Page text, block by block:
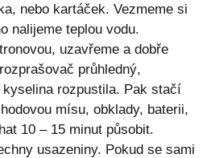
nebo kartáček. Vezmeme si
nalijeme teplou vodu.
uzavřeme a dobře
průhledný,
rozpustila. Pak stačí
mísu, obklady, baterii,
10 – 15 minut působit.
usazeniny. Pokud se sami